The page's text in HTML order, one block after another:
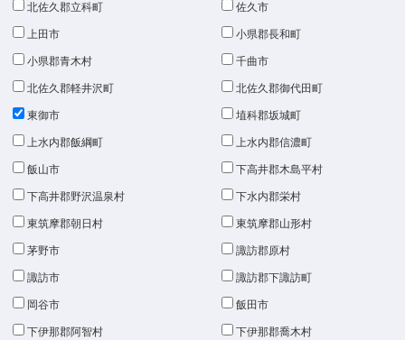
北佐久郡立科町 佐久市
上田市 小県郡長和町
小県郡青木村 千曲市
北佐久郡軽井沢町 北佐久郡御代田町
東御市 埴科郡坂城町
上水内郡飯綱町 上水内郡信濃町
飯山市 下高井郡木島平村
下高井郡野沢温泉村 下水内郡栄村
東筑摩郡朝日村 東筑摩郡山形村
茅野市 諏訪郡原村
諏訪市 諏訪郡下諏訪町
岡谷市 飯田市
下伊那郡阿智村 下伊那郡喬木村